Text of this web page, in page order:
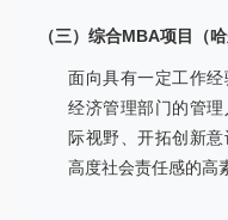
（三）综合MBA项目（
面向具有一定工作
经济管理部门的管
际视野、开拓创新
高度社会责任感的高